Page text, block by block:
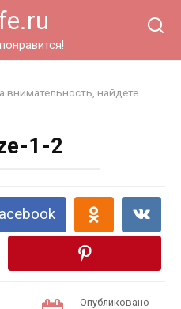
внимательность, найдете
1-2
Опубликовано